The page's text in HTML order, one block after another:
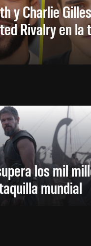
y Charlie
Rivalry en la
los mil
mundial